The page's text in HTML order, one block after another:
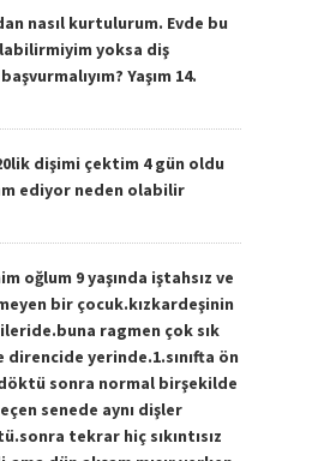
nasıl kurtulurum. Evde bu
yoksa diş
Yaşım 14.
dişimi çektim 4 gün oldu
ediyor neden olabilir
oğlum 9 yaşında iştahsız ve
bir çocuk.kızkardeşinin
ragmen çok sık
direncide yerinde.1.sınıfta ön
sonra normal birşekilde
senede aynı dişler
tekrar hiç sıkıntısız